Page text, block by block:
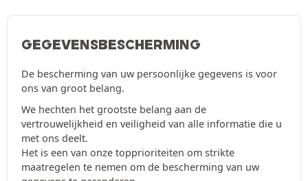
GEGEVENSBESCHERMING
De bescherming van uw persoonlijke gegevens is voor
ons van groot belang.
We hechten het grootste belang aan de
vertrouwelijkheid en veiligheid van alle informatie die u
met ons deelt.
Het is een van onze topprioriteiten om strikte
maatregelen te nemen om de bescherming van uw